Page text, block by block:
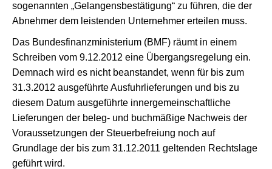
sogenannten „Gelangensbestätigung“ zu führen, die der
Abnehmer dem leistenden Unternehmer erteilen muss.
Das Bundesfinanzministerium (BMF) räumt in einem
Schreiben vom 9.12.2012 eine Übergangsregelung ein.
Demnach wird es nicht beanstandet, wenn für bis zum
31.3.2012 ausgeführte Ausfuhrlieferungen und bis zu
diesem Datum ausgeführte innergemeinschaftliche
Lieferungen der beleg- und buchmäßige Nachweis der
Voraussetzungen der Steuerbefreiung noch auf
Grundlage der bis zum 31.12.2011 geltenden Rechtslage
geführt wird.